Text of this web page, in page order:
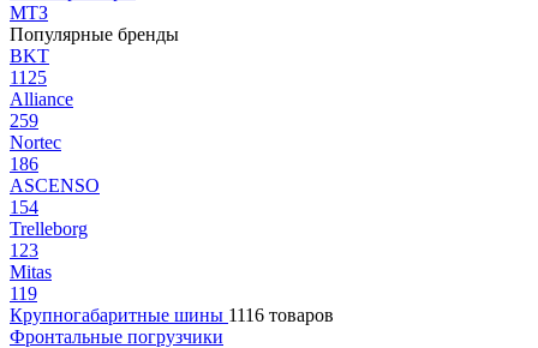
МТЗ
Популярные бренды
BKT
1125
Alliance
259
Nortec
186
ASCENSO
154
Trelleborg
123
Mitas
119
Крупногабаритные шины 1116 товаров
Фронтальные погрузчики